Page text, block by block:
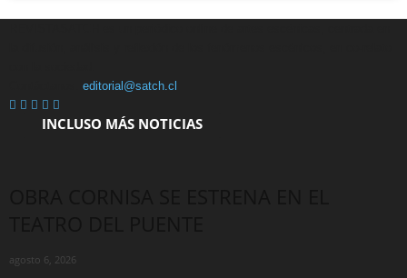
editorial@satch.cl
INCLUSO MÁS NOTICIAS
agosto 6, 2026